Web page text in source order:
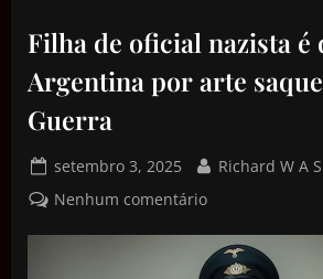
Filha de oficial nazista é
Argentina por arte
Guerra
setembro 3, 2025
Richard W A
Nenhum comentário